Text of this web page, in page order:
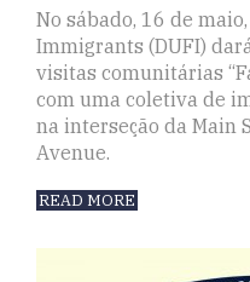
No sábado, 16 de
Immigrants (DUFI)
visitas comunitárias
com uma coletiva de
na interseção da Main
Avenue.
READ MORE